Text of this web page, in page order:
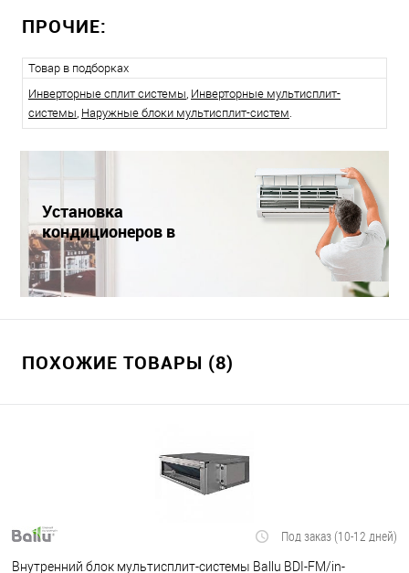
ПРОЧИЕ:
Товар в подборках
Инверторные сплит системы, Инверторные мультисплит-
системы, Наружные блоки мультисплит-систем.
Установка
кондиционеров в
Краснодаре
ПОХОЖИЕ ТОВАРЫ (8)
Под заказ (10-12 дней)
Внутренний блок мультисплит-системы Ballu BDI-FM/in-